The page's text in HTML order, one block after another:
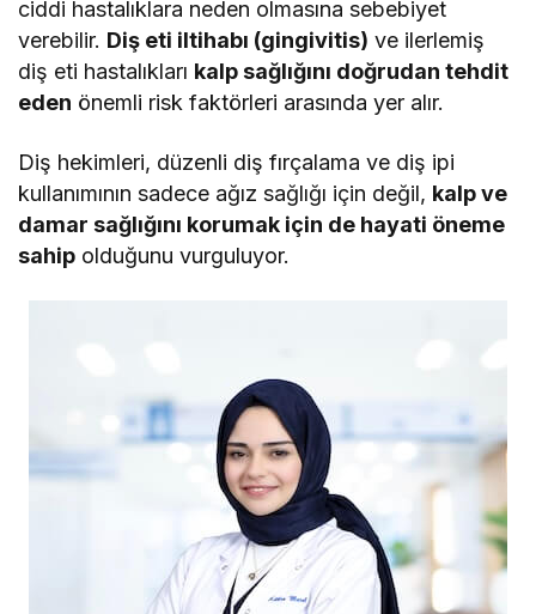
ciddi hastalıklara neden olmasına sebebiyet
verebilir. Diş eti iltihabı (gingivitis) ve ilerlemiş
diş eti hastalıkları kalp sağlığını doğrudan tehdit
eden önemli risk faktörleri arasında yer alır.
Diş hekimleri, düzenli diş fırçalama ve diş ipi
kullanımının sadece ağız sağlığı için değil, kalp ve
damar sağlığını korumak için de hayati öneme
sahip olduğunu vurguluyor.